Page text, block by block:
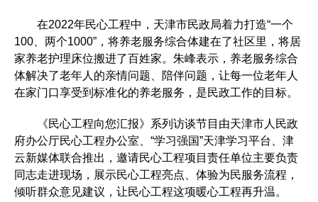
在2022年民心工程中，天津市民政局着力打造“一个
100、两个1000”，将养老服务综合体建在了社区里，将居
家养老护理床位搬进了百姓家。朱峰表示，养老服务综合
体解决了老年人的亲情问题、陪伴问题，让每一位老年人
在家门口享受到标准化的养老服务，是民政工作的目标。
《民心工程向您汇报》系列访谈节目由天津市人民政
府办公厅民心工程办公室、“学习强国”天津学习平台、津
云新媒体联合推出，邀请民心工程项目责任单位主要负责
同志走进现场，展示民心工程亮点、体验为民服务流程，
倾听群众意见建议，让民心工程这项暖心工程再升温。